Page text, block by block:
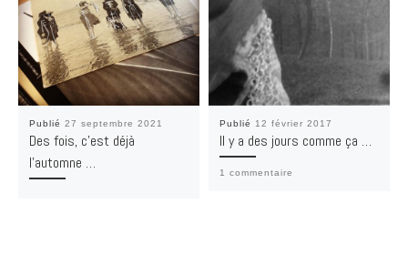
Publié 27 septembre 2021
Des fois, c’est déjà
l’automne …
Publié 12 février 2017
Il y a des jours comme ça …
1 commentaire